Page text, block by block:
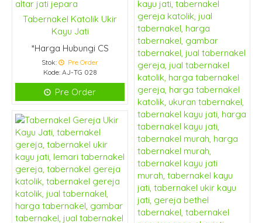
Tabernakel Katolik Ukir
Kayu Jati
*Harga Hubungi CS
Stok:
Pre Order
Kode: AJ-TG 028
Pre Order